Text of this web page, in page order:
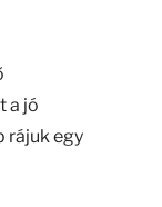
a jó
rájuk egy